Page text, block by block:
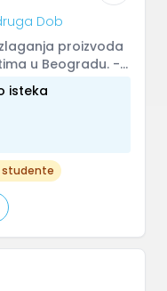
Dob
proizvoda
u Beogradu. -
isteka
studente